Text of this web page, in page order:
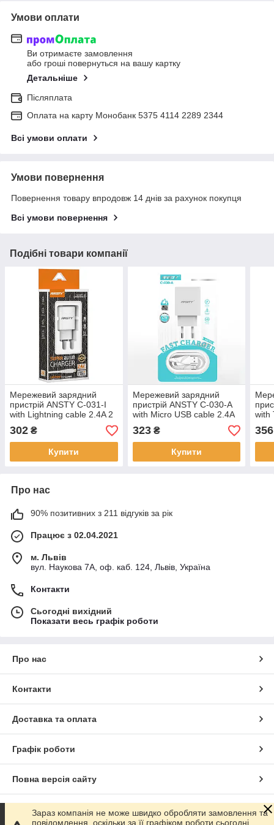
Умови оплати
Ви отримаєте замовлення
або гроші повернуться на вашу картку
Детальніше
Післяплата
Оплата на карту Монобанк 5375 4114 2289 2344
Всі умови оплати
Умови повернення
Повернення товару впродовж 14 днів за рахунок покупця
Всі умови повернення
Подібні товари компанії
Мережевий зарядний
пристрій ANSTY C-031-I
with Lightning cable 2.4A 2
302 ₴
Купити
Мережевий зарядний
пристрій ANSTY C-030-A
with Micro USB cable 2.4A
323₴
Купити
with
356
Про нас
90% позитивних з 211 відгуків за рік
Працює з 02.04.2021
м. Львів
вул. Наукова 7А, оф. каб. 124, Львів, Україна
Контакти
Сьогодні вихідний
Показати весь графік роботи
Про нас
Контакти
Доставка та оплата
Графік роботи
Повна версія сайту
Сайт створено на маркетплейсі Prom.ua
Зараз компанія не може швидко обробляти замовлення та
повідомлення, оскільки за її графіком роботи сьогодні